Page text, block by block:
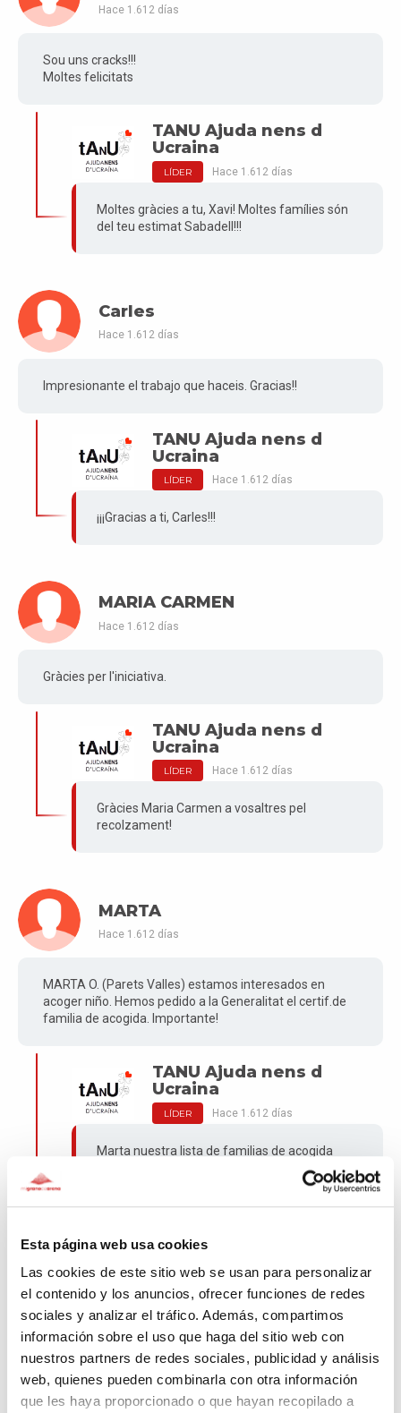
Esta página web usa cookies
Las cookies de este sitio web se usan para personalizar
el contenido y los anuncios, ofrecer funciones de redes
sociales y analizar el tráfico. Además, compartimos
información sobre el uso que haga del sitio web con
nuestros partners de redes sociales, publicidad y análisis
web, quienes pueden combinarla con otra información
que les haya proporcionado o que hayan recopilado a
Hace 1.612 días
Sou uns cracks!!!
Moltes felicitats
TANU Ajuda nens d
Ucraina
LÍDER Hace 1.612 días
Moltes gràcies a tu, Xavi! Moltes famílies són
del teu estimat Sabadell!!!
Carles
Hace 1.612 días
Impresionante el trabajo que haceis. Gracias!!
TANU Ajuda nens d
Ucraina
LÍDER Hace 1.612 días
¡¡¡Gracias a ti, Carles!!!
MARIA CARMEN
Hace 1.612 días
Gràcies per l'iniciativa.
TANU Ajuda nens d
Ucraina
LÍDER Hace 1.612 días
Gràcies Maria Carmen a vosaltres pel
recolzament!
MARTA
Hace 1.612 días
MARTA O. (Parets Valles) estamos interesados en
acoger niño. Hemos pedido a la Generalitat el certif.de
familia de acogida. Importante!
TANU Ajuda nens d
Ucraina
LÍDER Hace 1.612 días
Marta nuestra lista de familias de acogida
está cerrada. Si quieres puedes enviar email a
comiteacollida.igualtat@gencat.cat. Gracias!
Ester
Hace 1.612 días
Ester
TANU Ajuda nens d